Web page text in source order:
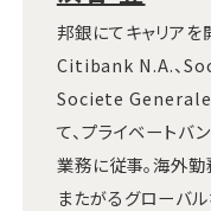
邦銀にてキャリア
Citibank N.A.、
Societe
て、プライベートバ
業務に従事。海外
またがるグローバ